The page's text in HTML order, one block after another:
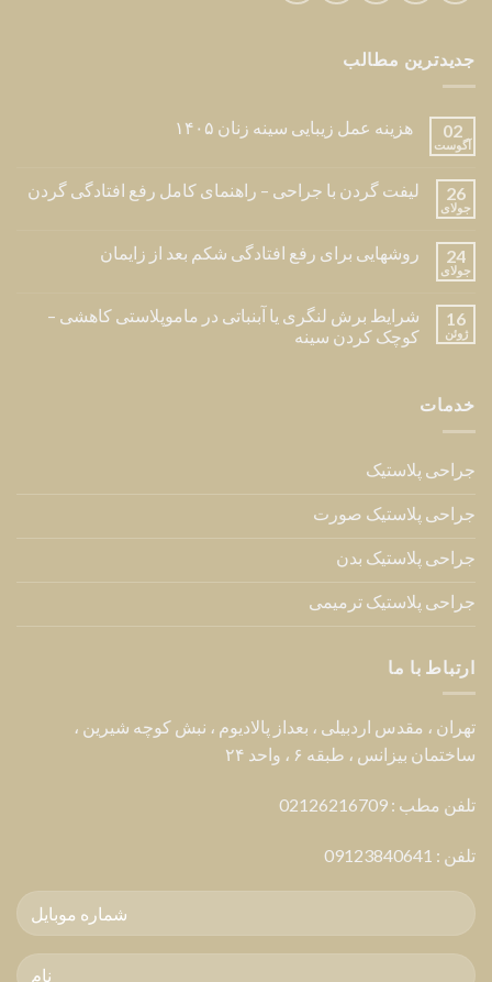
جدیدترین مطالب
02
آگوست
هزینه عمل زیبایی سینه زنان ۱۴۰۵
26
جولای
لیفت گردن با جراحی – راهنمای کامل رفع افتادگی گردن
24
جولای
روشهایی برای رفع افتادگی شکم بعد از زایمان
16
ژوئن
شرایط برش لنگری یا آبنباتی در ماموپلاستی کاهشی –
کوچک کردن سینه
خدمات
جراحی پلاستیک
جراحی پلاستیک صورت
جراحی پلاستیک بدن
جراحی پلاستیک ترمیمی
ارتباط با ما
تهران ، مقدس اردبیلی ، بعداز پالادیوم ، نبش کوچه شیرین ،
ساختمان بیزانس ، طبقه ۶ ، واحد ۲۴
تلفن مطب : 02126216709
تلفن : 09123840641